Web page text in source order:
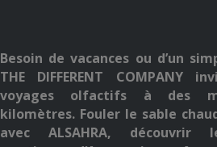
Besoin de vacances ou d’un
THE DIFFERENT COMPANY
voyages olfactifs à des
kilomètres. Fouler le sable
avec ALSAHRA, découvrir